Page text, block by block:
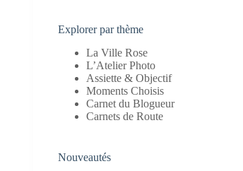
Explorer par thème
La Ville Rose
L’Atelier Photo
Assiette & Objectif
Moments Choisis
Carnet du Blogueur
Carnets de Route
Nouveautés